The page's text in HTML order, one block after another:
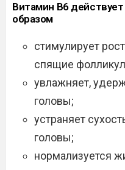
Витамин В6
образом
стимулирует
спящие
увлажняет,
головы;
устраняет
головы;
нормализуется